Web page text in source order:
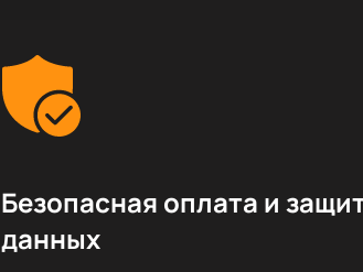
Безопасная оплата и
данных